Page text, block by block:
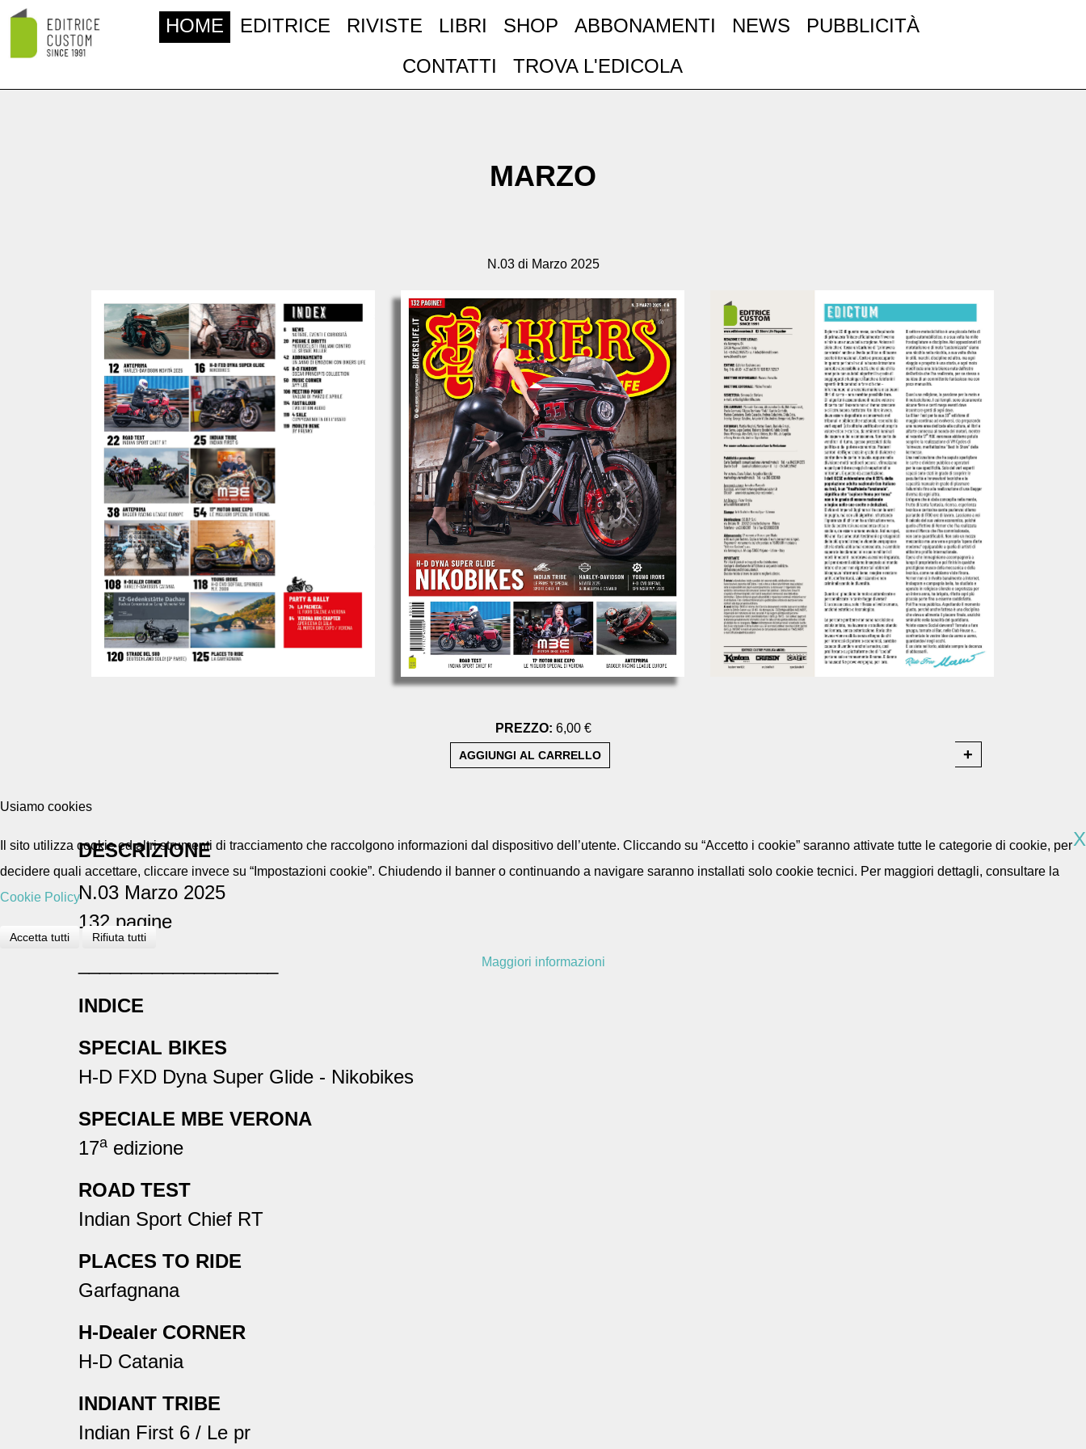
HOME EDITRICE RIVISTE LIBRI SHOP ABBONAMENTI NEWS
PUBBLICITÀ
CONTATTI
TROVA L'EDICOLA
MARZO
N.03 di Marzo 2025
PREZZO: 6,00 €
DESCRIZIONE
N.03 Marzo 2025
132 pagine
INDICE
SPECIAL BIKES
H-D FXD Dyna Super Glide - Nikobikes
SPECIALE MBE VERONA
17a edizione
ROAD TEST
Indian Sport Chief RT
PLACES TO RIDE
Garfagnana
H-Dealer CORNER
H-D Catania
INDIANT TRIBE
Indian First 6 / Le pr
Usiamo cookies
X
Il sito utilizza cookie ed altri strumenti di tracciamento che raccolgono informazioni dal dispositivo dell’utente. Cliccando su “Accetto i cookie” saranno attivate tutte le categorie di cookie, per
decidere quali accettare, cliccare invece su “Impostazioni cookie”. Chiudendo il banner o continuando a navigare saranno installati solo cookie tecnici. Per maggiori dettagli, consultare la
Cookie Policy
Accetta tutti Rifiuta tutti
Maggiori informazioni